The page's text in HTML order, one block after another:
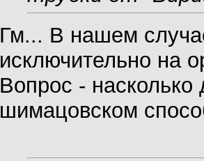
Гм... В нашем
исключительно на
Вопрос -
шимацовском